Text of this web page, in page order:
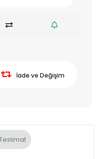
İade ve Değişim